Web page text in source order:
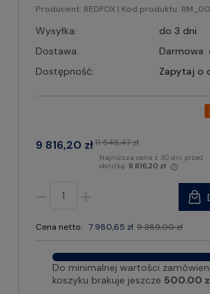
Producent: REDFOX | Kod produktu:
Wysyłka:
do 3 dni
Dostawa:
Darmowa
Dostępność:
Zapytaj o
9 816,20 zł11 548,47 zł
Najniższa cena z 30 dni przed
obniżką: 9 816,20 zł
Cena netto: 7 980,65 zł 9 389,00 zł
Do minimalnej wartości
koszyku brakuje jeszcze 500.00